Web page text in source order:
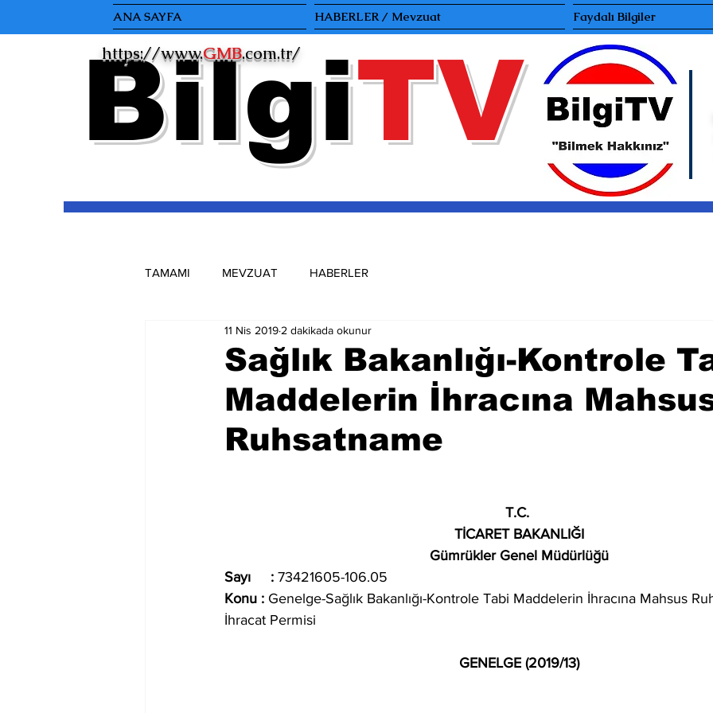
ANA SAYFA HABERLER / Mevzuat Faydalı Bilgiler
BilgiTV
https://www.GMB.com.tr/
TAMAMI MEVZUAT HABERLER
Sağlık Bakanlığı-Kontrole
Maddelerin İhracına
Ruhsatname
11 Nis 2019 2 dakikada okunur
T.C.
TİCARET BAKANLIĞI
Gümrükler Genel Müdürlüğü
Sayı     : 73421605-106.05
Konu : Genelge-Sağlık Bakanlığı-Kontrole Tabi Maddelerin İhracına Mahsus
İhracat Permisi
GENELGE (2019/13)